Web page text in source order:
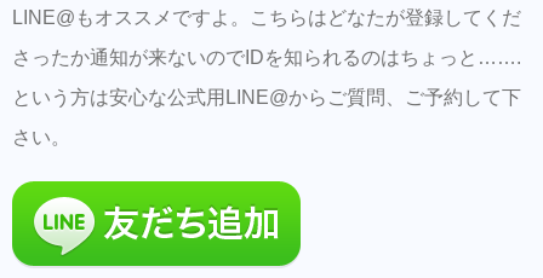
LINE@もオススメですよ。こちらはどなたが登録してくだ
さったか通知が来ないのでIDを知られるのはちょっと…….
という方は安心な公式用LINE@からご質問、ご予約して下
さい。